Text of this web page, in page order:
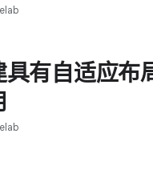
具有自适应布